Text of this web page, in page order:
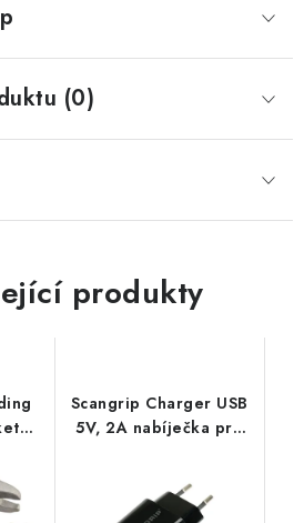
(0)
produkty
Scangrip Charger USB
5V, 2A nabíječka pro